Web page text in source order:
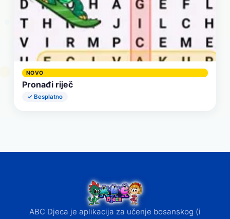
NOVO
Pronađi riječ
✓ Besplatno
ABC Djeca je aplikacija za učenje bosanskog (i